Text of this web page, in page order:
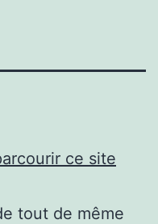
ce site
tout de même